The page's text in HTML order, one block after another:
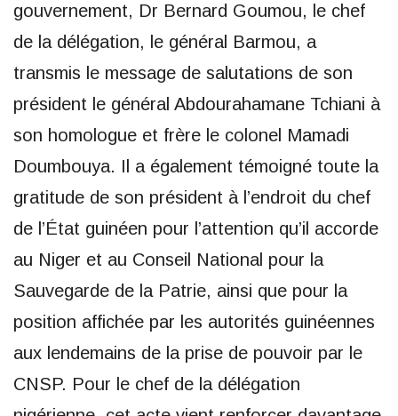
gouvernement, Dr Bernard Goumou, le chef
de la délégation, le général Barmou, a
transmis le message de salutations de son
président le général Abdourahamane Tchiani à
son homologue et frère le colonel Mamadi
Doumbouya. Il a également témoigné toute la
gratitude de son président à l’endroit du chef
de l’État guinéen pour l’attention qu’il accorde
au Niger et au Conseil National pour la
Sauvegarde de la Patrie, ainsi que pour la
position affichée par les autorités guinéennes
aux lendemains de la prise de pouvoir par le
CNSP. Pour le chef de la délégation